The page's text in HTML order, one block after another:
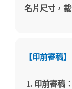
名片尺寸，
【印前審稿】
印前審稿